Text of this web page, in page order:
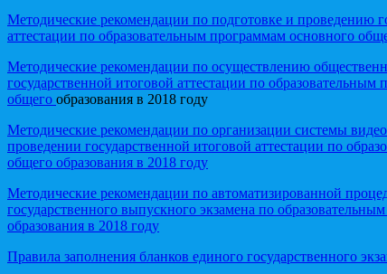
Методические рекомендации по подготовке и проведению
аттестации по образовательным программам основного
Методические рекомендации по осуществлению
государственной итоговой аттестации по образовательным
общего образования в 2018 году
Методические рекомендации по организации системы
проведении государственной итоговой аттестации по
общего образования в 2018 году
Методические рекомендации по автоматизированной
государственного выпускного экзамена по
образования в 2018 году
Правила заполнения бланков единого государственного